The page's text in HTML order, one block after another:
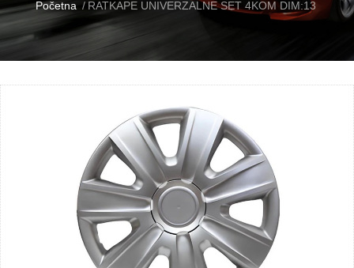
Početna RATKAPE UNIVERZALNE SET 4KOM DIM:13